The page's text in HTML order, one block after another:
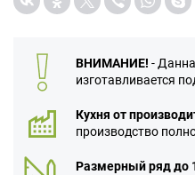
ВНИМАНИЕ! -
изготавливается
Кухня от
производство
Размерный ряд до